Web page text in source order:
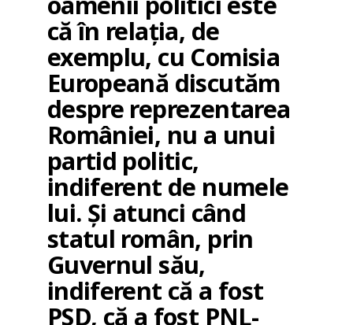
că în relația, de
exemplu, cu Comisia
Europeană discutăm
despre reprezentarea
României, nu a unui
partid politic,
indiferent de numele
lui. Și atunci când
statul român, prin
Guvernul său,
indiferent că a fost
PSD, că a fost PNL-